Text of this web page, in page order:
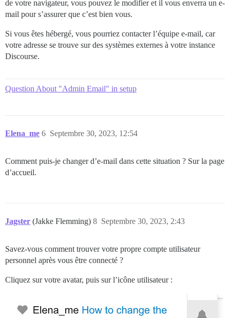
de votre navigateur, vous pouvez le modifier et il vous enverra un e-
mail pour s’assurer que c’est bien vous.
Si vous êtes hébergé, vous pourriez contacter l’équipe e-mail, car
votre adresse se trouve sur des systèmes externes à votre instance
Discourse.
Question About "Admin Email" in setup
Elena_me Septembre 30, 2023, 12:54
6
Comment puis-je changer d’e-mail dans cette situation ? Sur la page
d’accueil.
Jagster (Jakke Flemming) Septembre 30, 2023, 2:43
8
Savez-vous comment trouver votre propre compte utilisateur
personnel après vous être connecté ?
Cliquez sur votre avatar, puis sur l’icône utilisateur :